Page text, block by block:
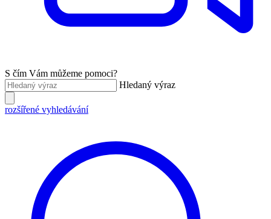
S čím Vám můžeme pomoci?
Hledaný výraz
rozšířené vyhledávání